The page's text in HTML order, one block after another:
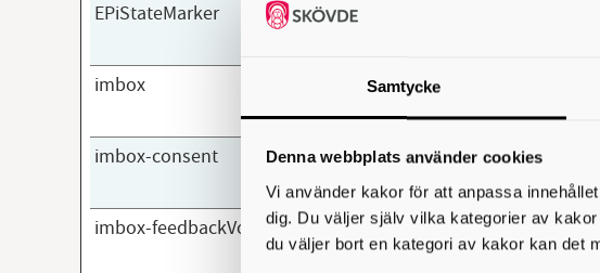
Samtycke
Denna webbplats använder cookies
Vi använder kakor för att anpassa
dig. Du väljer själv vilka kategorier av
du väljer bort en kategori av kakor kan det
EPiStateMarker
www.skovde.se
imbox Imbox
imbox-consent Imbox
imbox-feedbackVotes
Imbox